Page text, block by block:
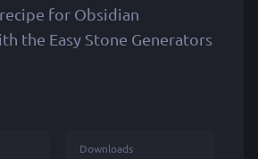
for Obsidian
the Easy Stone Generators
Downloads